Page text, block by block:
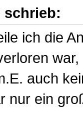
schrieb:
ich die
war,
auch
nur ein